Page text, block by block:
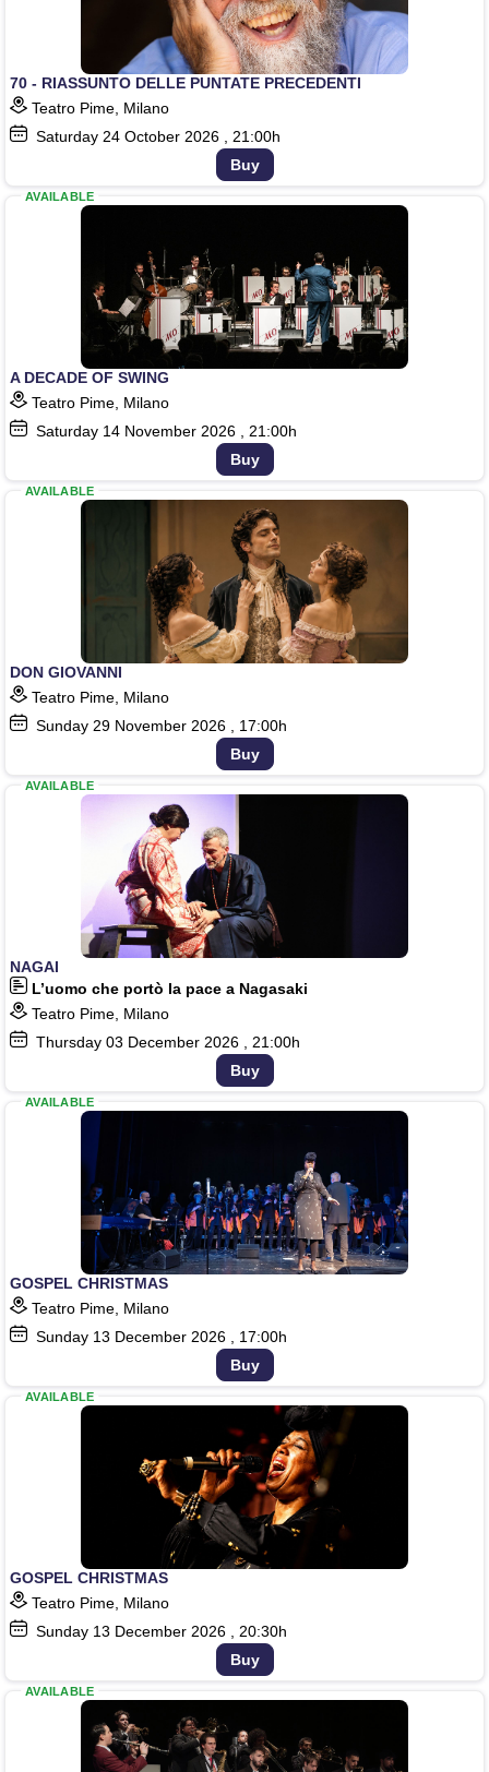
70 - RIASSUNTO DELLE PUNTATE PRECEDENTI
Teatro Pime, Milano
Saturday 24 October 2026 , 21:00h
Buy
A DECADE OF SWING
Teatro Pime, Milano
Saturday 14 November 2026 , 21:00h
AVAILABLE
Buy
DON GIOVANNI
Teatro Pime, Milano
Sunday 29 November 2026 , 17:00h
AVAILABLE
Buy
NAGAI
L’uomo che portò la pace a Nagasaki
Teatro Pime, Milano
Thursday 03 December 2026 , 21:00h
AVAILABLE
Buy
GOSPEL CHRISTMAS
Teatro Pime, Milano
Sunday 13 December 2026 , 17:00h
AVAILABLE
Buy
GOSPEL CHRISTMAS
Teatro Pime, Milano
Sunday 13 December 2026 , 20:30h
AVAILABLE
Buy
AVAILABLE